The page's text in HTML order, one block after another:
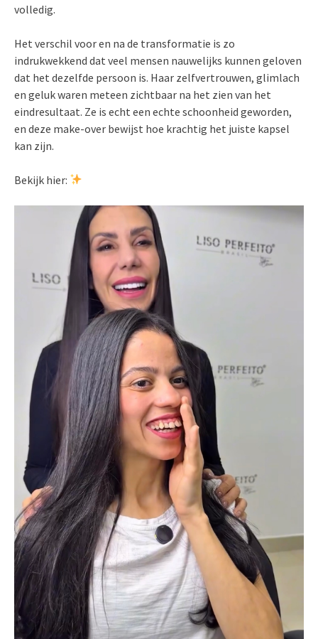
volledig.
Het verschil voor en na de transformatie is zo
indrukwekkend dat veel mensen nauwelijks kunnen geloven
dat het dezelfde persoon is. Haar zelfvertrouwen, glimlach
en geluk waren meteen zichtbaar na het zien van het
eindresultaat. Ze is echt een echte schoonheid geworden,
en deze make-over bewijst hoe krachtig het juiste kapsel
kan zijn.
Bekijk hier: